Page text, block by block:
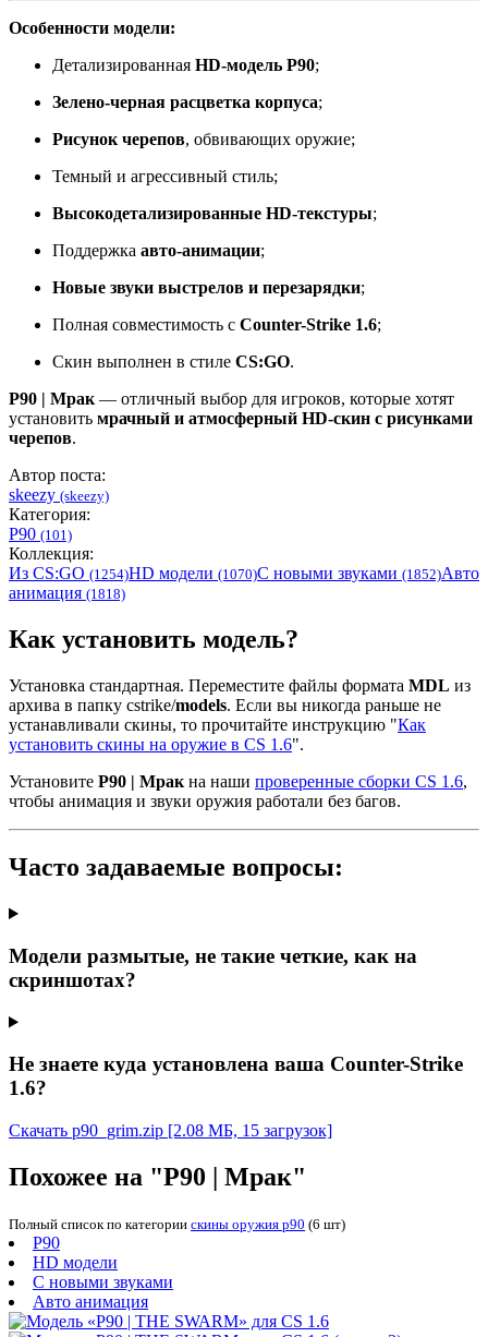
Особенности модели:
Детализированная HD-модель P90;
Зелено-черная расцветка корпуса;
Рисунок черепов, обвивающих оружие;
Темный и агрессивный стиль;
Высокодетализированные HD-текстуры;
Поддержка авто-анимации;
Новые звуки выстрелов и перезарядки;
Полная совместимость с Counter-Strike 1.6;
Скин выполнен в стиле CS:GO.
P90 | Мрак— отличный выбор для игроков, которые хотят
установить мрачный и атмосферный HD-скин с рисунками
черепов.
Автор поста:
skeezy (skeezy)
Категория:
P90 (101)
Коллекция:
Из CS:GO (1254)HD модели (1070)С новыми звуками (1852)Авто
анимация (1818)
Как установить модель?
Установка стандартная. Переместите файлы формата MDL из
архива в папку cstrike/models. Если вы никогда раньше не
устанавливали скины, то прочитайте инструкцию "Как
установить скины на оружие в CS 1.6".
Установите P90 | Мрак на наши проверенные сборки CS 1.6,
чтобы анимация и звуки оружия работали без багов.
Часто задаваемые вопросы:
Модели размытые, не такие четкие, как на
скриншотах?
Не знаете куда установлена ваша Counter-Strike
1.6?
Скачать p90_grim.zip [2.08 МБ, 15 загрузок]
Похожее на "P90 | Мрак"
Полный список по категории скины оружия p90 (6 шт)
P90
HD модели
С новыми звуками
Авто анимация